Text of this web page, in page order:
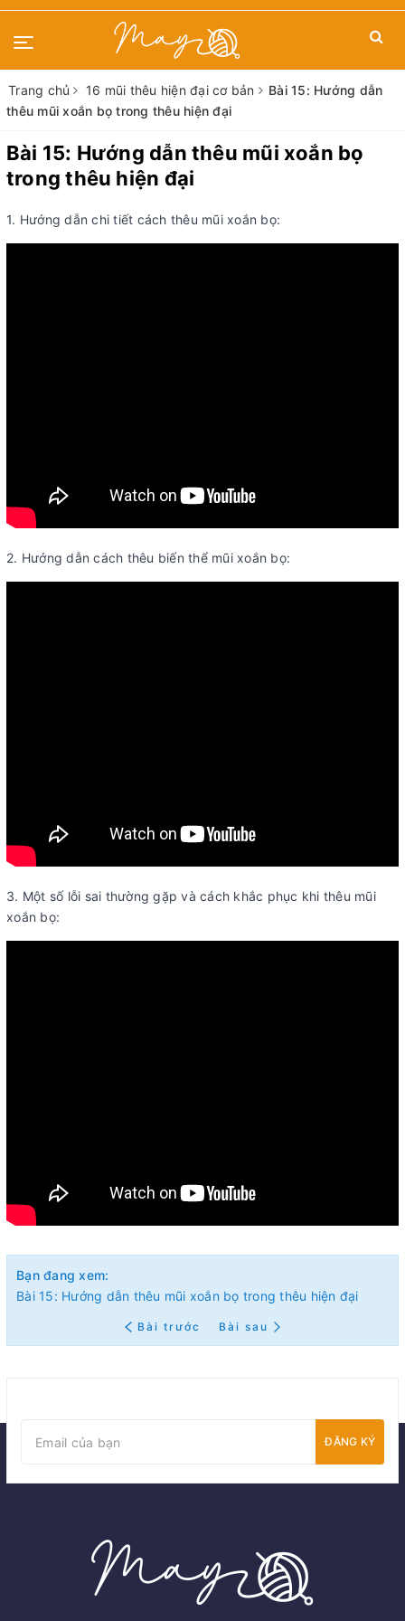
Trang chủ 16 mũi thêu hiện đại cơ bản
Bài 15: Hướng dẫn
thêu mũi xoắn bọ trong thêu hiện đại
Bài 15: Hướng dẫn thêu mũi xoắn bọ
trong thêu hiện đại
1. Hướng dẫn chi tiết cách thêu mũi xoắn bọ:
2. Hướng dẫn cách thêu biến thể mũi xoắn bọ:
3. Một số lỗi sai thường gặp và cách khắc phục khi thêu mũi
xoắn bọ:
Bạn đang xem:
Bài 15: Hướng dẫn thêu mũi xoắn bọ trong thêu hiện đại
Bài trước Bài sau
ĐĂNG KÝ